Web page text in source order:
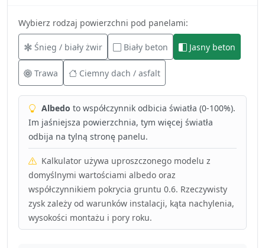
Wybierz rodzaj powierzchni pod panelami:
Śnieg / biały żwir Biały beton Jasny beton
Trawa Ciemny dach / asfalt
Albedo to współczynnik odbicia światła (0-100%).
Im jaśniejsza powierzchnia, tym więcej światła
odbija na tylną stronę panelu.
Kalkulator używa uproszczonego modelu z
domyślnymi wartościami albedo oraz
współczynnikiem pokrycia gruntu 0.6. Rzeczywisty
zysk zależy od warunków instalacji, kąta nachylenia,
wysokości montażu i pory roku.